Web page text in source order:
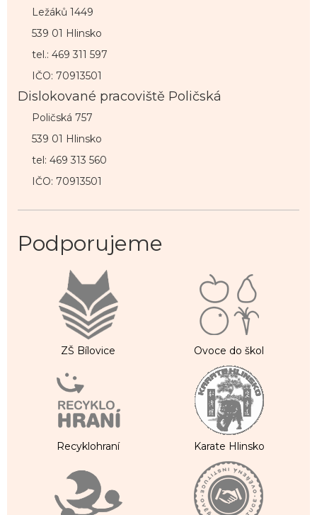
Ležáků 1449
539 01 Hlinsko
tel.: 469 311 597
IČO: 70913501
Dislokované pracoviště Poličská
Poličská 757
539 01 Hlinsko
tel: 469 313 560
IČO: 70913501
Podporujeme
ZŠ Bílovice Ovoce do škol
Recyklohraní Karate Hlinsko